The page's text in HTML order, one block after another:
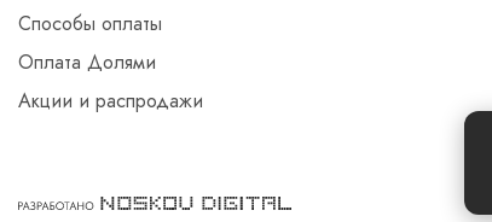
Способы оплаты
Оплата Долями
Акции и распродажи